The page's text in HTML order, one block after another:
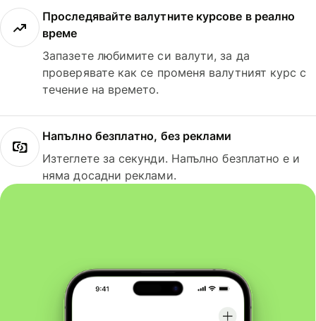
Проследявайте валутните курсове в реално
време
Запазете любимите си валути, за да
проверявате как се променя валутният курс с
течение на времето.
Напълно безплатно, без реклами
Изтеглете за секунди. Напълно безплатно е и
няма досадни реклами.